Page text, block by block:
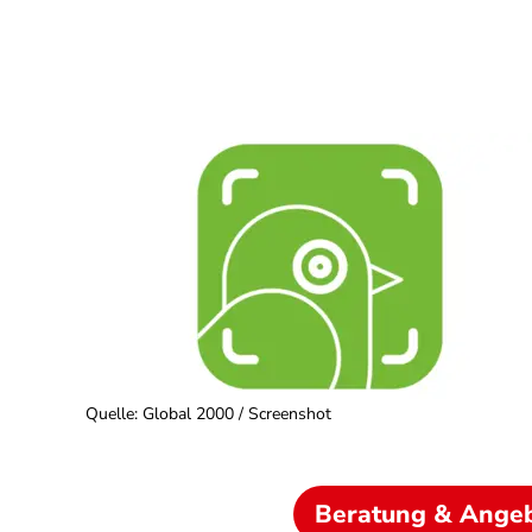
Quelle: Global 2000 / Screenshot
Beratung &